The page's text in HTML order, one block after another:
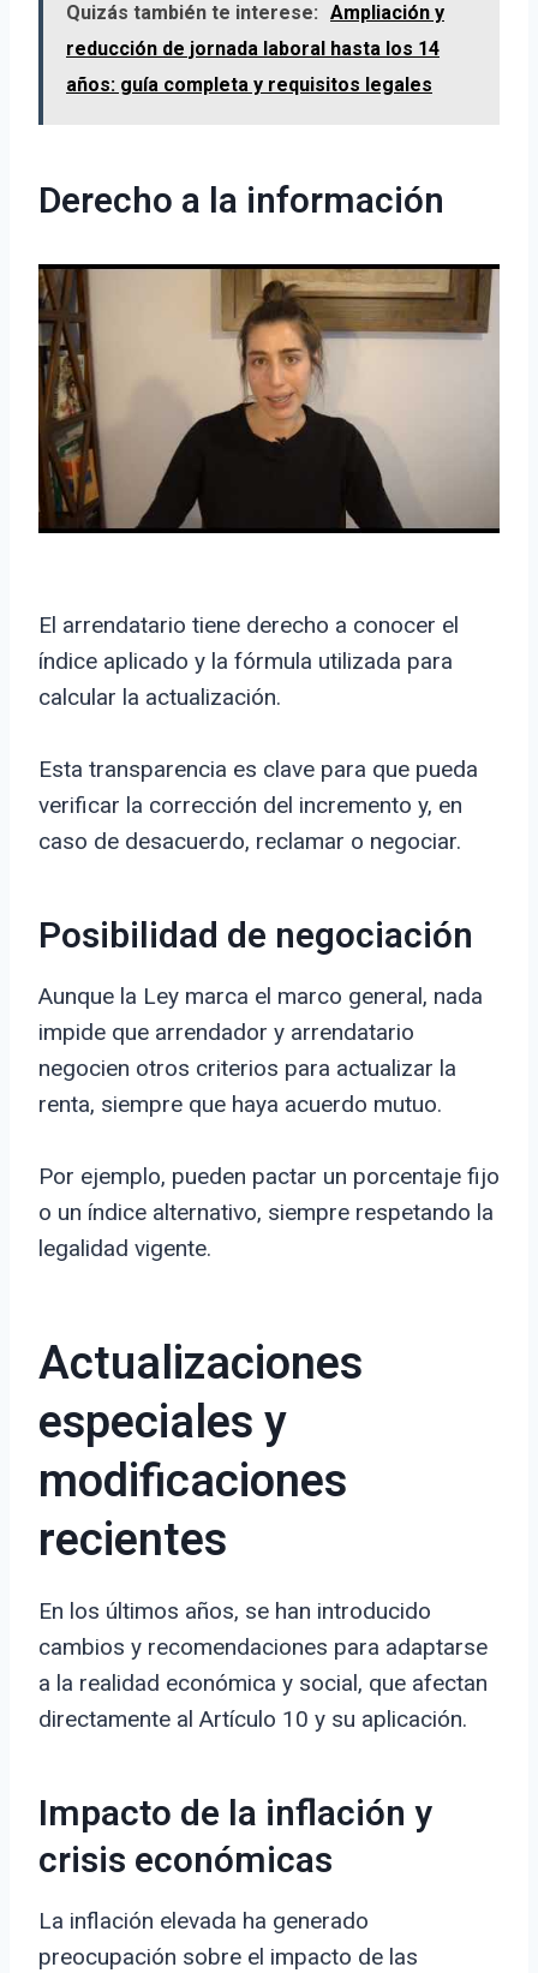
Quizás también te interese: Ampliación y
reducción de jornada laboral hasta los 14
años: guía completa y requisitos legales
Derecho a la información
El arrendatario tiene derecho a conocer el
índice aplicado y la fórmula utilizada para
calcular la actualización.
Esta transparencia es clave para que pueda
verificar la corrección del incremento y, en
caso de desacuerdo, reclamar o negociar.
Posibilidad de negociación
Aunque la Ley marca el marco general, nada
impide que arrendador y arrendatario
negocien otros criterios para actualizar la
renta, siempre que haya acuerdo mutuo.
Por ejemplo, pueden pactar un porcentaje fijo
o un índice alternativo, siempre respetando la
legalidad vigente.
Actualizaciones
especiales y
modificaciones
recientes
En los últimos años, se han introducido
cambios y recomendaciones para adaptarse
a la realidad económica y social, que afectan
directamente al Artículo 10 y su aplicación.
Impacto de la inflación y
crisis económicas
La inflación elevada ha generado
preocupación sobre el impacto de las